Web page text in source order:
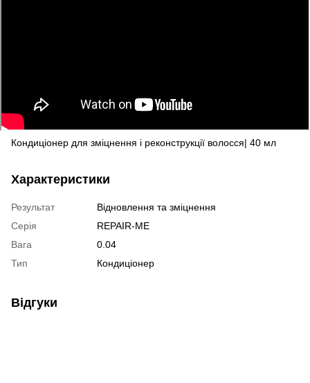
Кондиціонер для зміцнення і реконструкції волосся| 40 мл
Характеристики
Результат
Відновлення та зміцнення
Серія
REPAIR-ME
Вага
0.04
Тип
Кондиціонер
Відгуки